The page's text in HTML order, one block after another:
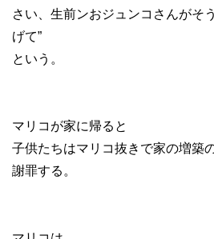
さい、生前ンおジュンコさんがそ
げて”
という。
マリコが家に帰ると
子供たちはマリコ抜きで家の増築
謝罪する。